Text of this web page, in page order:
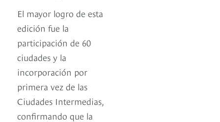
El mayor logro de esta
edición fue la
participación de 60
ciudades y la
incorporación por
primera vez de las
Ciudades Intermedias,
confirmando que la